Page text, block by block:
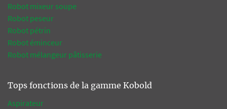
Robot mixeur soupe
Robot peseur
Robot pétrin
Robot éminceur
Robot mélangeur pâtisserie
Tops fonctions de la gamme Kobold
Aspirateur